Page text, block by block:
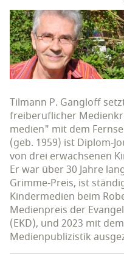
Tilmann P. Gangloff
freiberuflicher
medien" mit dem
(geb. 1959) ist Diplom-
von drei erwachsenen
Er war über 30 Jahre
Grimme-Preis, ist
Kindermedien beim
Medienpreis der
(EKD), und 2023 mit
Medienpublizistik